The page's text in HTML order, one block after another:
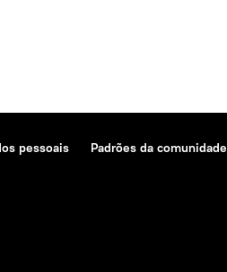
pessoais Padrões da comunidade